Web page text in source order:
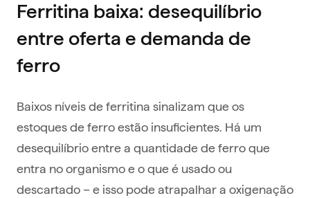
Ferritina baixa: desequilíbrio
entre oferta e demanda de
ferro
Baixos níveis de ferritina sinalizam que os
estoques de ferro estão insuficientes. Há um
desequilíbrio entre a quantidade de ferro que
entra no organismo e o que é usado ou
descartado – e isso pode atrapalhar a oxigenação